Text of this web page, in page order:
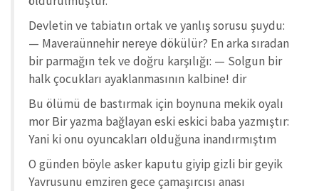
Devletin ve tabiatın ortak ve yanlış sorusu şuydu:
— Maveraünnehir nereye dökülür? En arka sıradan
bir parmağın tek ve doğru karşılığı: — Solgun bir
halk çocukları ayaklanmasının kalbine! dir
Bu ölümü de bastırmak için boynuna mekik oyalı
mor Bir yazma bağlayan eski eskici baba yazmıştır:
Yani ki onu oyuncakları olduğuna inandırmıştım
O günden böyle asker kaputu giyip gizli bir geyik
Yavrusunu emziren gece çamaşırcısı anası